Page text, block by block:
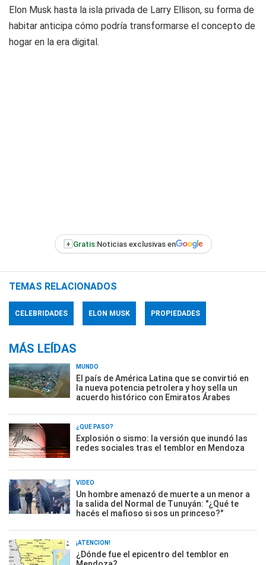
Elon Musk hasta la isla privada de Larry Ellison, su forma de
habitar anticipa cómo podría transformarse el concepto de
hogar en la era digital.
+ Gratis:Noticias exclusivas en
TEMAS RELACIONADOS
CELEBRIDADES ELON MUSK PROPIEDADES
MÁS LEÍDAS
MUNDO
El país de América Latina que se convirtió en
la nueva potencia petrolera y hoy sella un
acuerdo histórico con Emiratos Árabes
¿QUÉ PASÓ?
Explosión o sismo: la versión que inundó las
redes sociales tras el temblor en Mendoza
VIDEO
Un hombre amenazó de muerte a un menor a
la salida del Normal de Tunuyán: "¿Qué te
hacés el mafioso si sos un princeso?"
¡ATENCIÓN!
¿Dónde fue el epicentro del temblor en